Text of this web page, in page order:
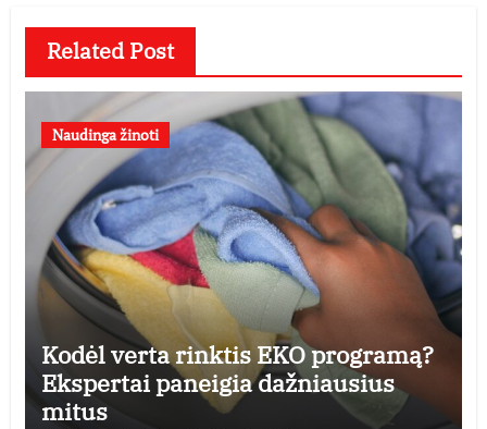
Related Post
Naudinga žinoti
Kodėl verta rinktis EKO programą?
Ekspertai paneigia dažniausius
mitus